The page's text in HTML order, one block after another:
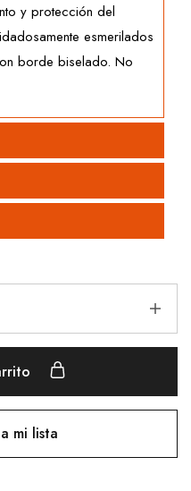
y protección del
esmerilados
borde biselado. No
mi lista